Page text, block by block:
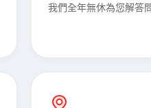
我們全年無休為您解答